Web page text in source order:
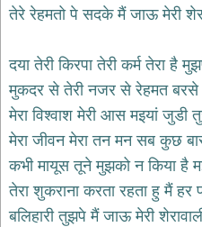
शिव
bhajans
हनुमान
भजन
hanuman
bhajans
साईं
भजन
sai
bhajans
तेरे रेहमतो पे सदके मैं जाऊ मेरी
दया तेरी किरपा तेरी कर्म तेरा है
मुकदर से तेरी नजर से रेहमत
मेरा विश्वाश मेरी आस मइयां जुडी
मेरा जीवन मेरा तन मन सब कुछ
कभी मायूस तूने मुझको न किया है
तेरा शुकराना करता रहता हु मैं हर
बलिहारी तुझपे मैं जाऊ मेरी